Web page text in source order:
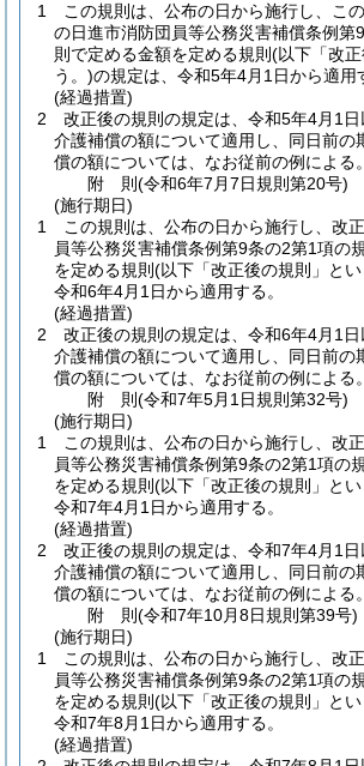
1
この規則は、公布の日から施行し、こ
の日進市消防団員等公務災害補償条例第
則で定める金額を定める規則 (以下「改
う。)の規定は、令和5年4月1日から適用
(経過措置)
2
改正後の規則の規定は、令和5年4月1
介護補償の額について適用し、同日前の
償の額については、なお従前の例による。
附 則(令和6年7月7日規則第20号)
(施行期日)
1
この規則は、公布の日から施行し、改
員等公務災害補償条例第9条の2第1項の
を定める規則 (以下「改正後の規則」と
令和6年4月1日から適用する。
(経過措置)
2
改正後の規則の規定は、令和6年4月1
介護補償の額について適用し、同日前の
償の額については、なお従前の例による。
附 則(令和7年5月1日規則第32号)
(施行期日)
1
この規則は、公布の日から施行し、改
員等公務災害補償条例第9条の2第1項の
を定める規則 (以下「改正後の規則」と
令和7年4月1日から適用する。
(経過措置)
2
改正後の規則の規定は、令和7年4月1
介護補償の額について適用し、同日前の
償の額については、なお従前の例による。
附 則(令和7年10月8日規則第39号)
(施行期日)
1
この規則は、公布の日から施行し、改
員等公務災害補償条例第9条の2第1項の
を定める規則 (以下「改正後の規則」と
令和7年8月1日から適用する。
(経過措置)